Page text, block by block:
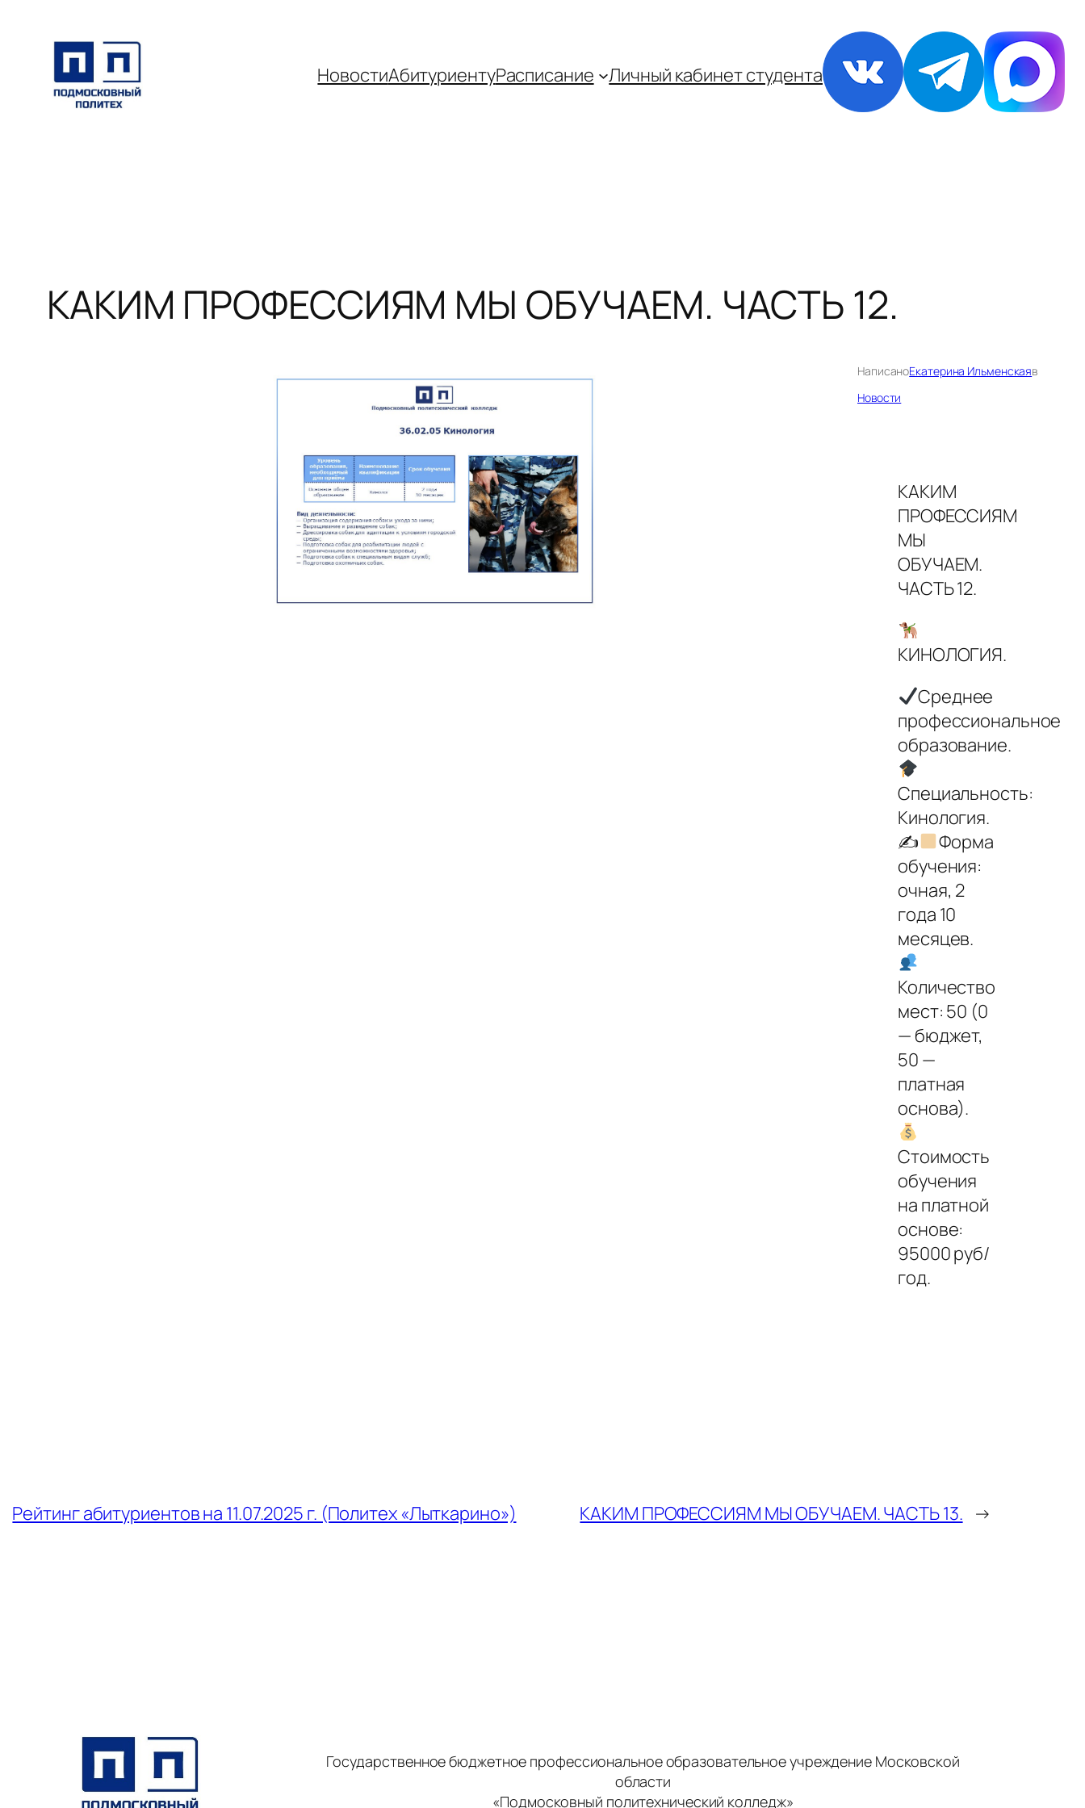
содержимому
НовостиАбитуриентуРаспиcание Личный кабинет студента
КАКИМ ПРОФЕССИЯМ МЫ ОБУЧАЕМ. ЧАСТЬ 12.
НаписаноЕкатерина Ильменскаяв
Новости
КАКИМ
ПРОФЕССИЯМ
МЫ
ОБУЧАЕМ.
ЧАСТЬ 12.
КИНОЛОГИЯ.
Среднее
профессиональное
образование.
Специальность:
Кинология.
✍
Форма
обучения:
очная, 2
года 10
месяцев.
Количество
мест: 50 (0
— бюджет,
50 —
платная
основа).
Стоимость
обучения
на платной
основе:
95000 руб/
год.
Рейтинг абитуриентов на 11.07.2025 г. (Политех «Лыткарино») КАКИМ ПРОФЕССИЯМ МЫ ОБУЧАЕМ. ЧАСТЬ 13. →
Государственное бюджетное профессиональное образовательное учреждение Московской
области
«Подмосковный политехнический колледж»